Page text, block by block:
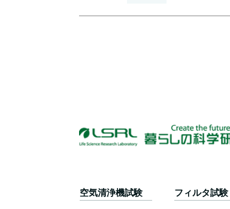
空気清浄機試験 フィルタ試験